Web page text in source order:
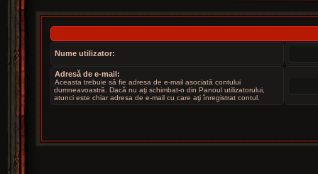
Nume utilizator:
Adresă de e-mail:
Aceasta trebuie să fie adresa de e-mail asociată contului
dumneavoastră. Dacă nu aţi schimbat-o din Panoul utilizatorului,
atunci este chiar adresa de e-mail cu care aţi înregistrat contul.